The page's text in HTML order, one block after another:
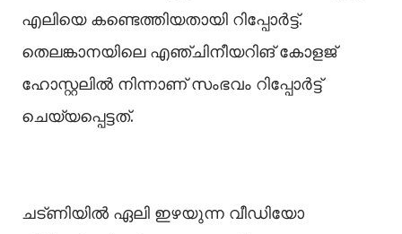
എലിയെ കണ്ടെത്തിയതായി റിപ്പോർട്ട്.
തെലങ്കാനയിലെ എഞ്ചിനീയറിങ് കോളജ്
ഹോസ്റ്റലില്‍ നിന്നാണ് സംഭവം റിപ്പോർട്ട്
ചെയ്യപ്പെട്ടത്.
ചട്ണിയില്‍ ഏലി ഇഴയുന്ന വീഡിയോ